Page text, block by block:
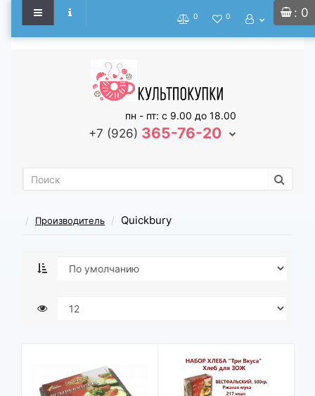
: 0
0 0
пн - пт: с 9.00 до 18.00
+7 (926) 365-76-20
Производитель Quickbury